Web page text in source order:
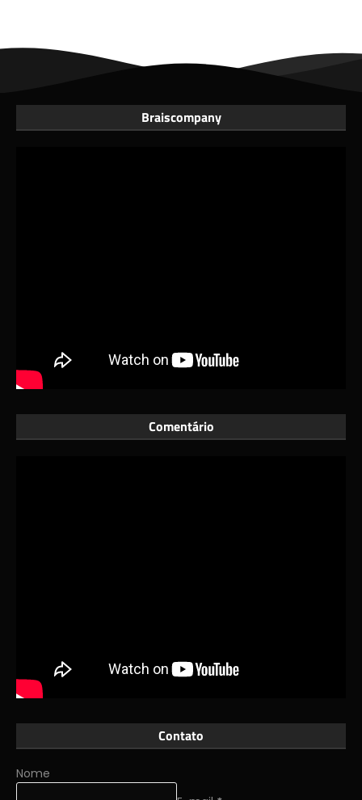
Braiscompany
Comentário
Contato
Nome